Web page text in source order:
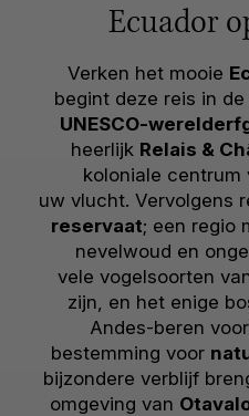
Ecuador
Verken het mooie
begint deze reis in
UNESCO-
heerlijk Relais &
koloniale centrum
uw vlucht. Vervolgens
reservaat; een regio
nevelwoud en
vele vogelsoorten
zijn, en het enige
Andes-beren
bestemming voor
bijzondere verblijf
omgeving van